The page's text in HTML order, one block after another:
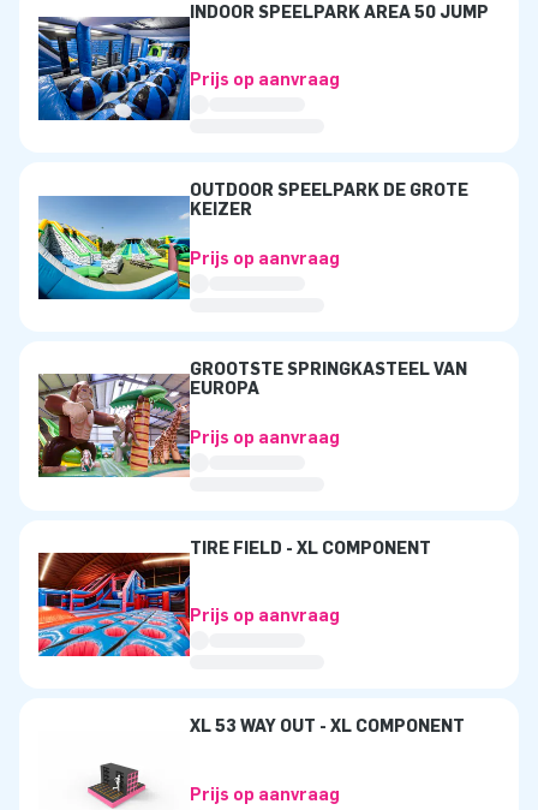
INDOOR SPEELPARK AREA 50 JUMP
Prijs op aanvraag
OUTDOOR SPEELPARK DE GROTE
KEIZER
Prijs op aanvraag
GROOTSTE SPRINGKASTEEL VAN
EUROPA
Prijs op aanvraag
TIRE FIELD - XL COMPONENT
Prijs op aanvraag
XL 53 WAY OUT - XL COMPONENT
Prijs op aanvraag